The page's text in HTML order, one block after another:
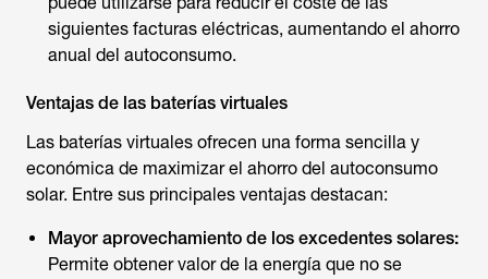
siguientes facturas eléctricas, aumentando el ahorro
anual del autoconsumo.
Ventajas de las baterías virtuales
Las baterías virtuales ofrecen una forma sencilla y
económica de maximizar el ahorro del autoconsumo
solar. Entre sus principales ventajas destacan:
Mayor aprovechamiento de los excedentes solares:
Permite obtener valor de la energía que no se